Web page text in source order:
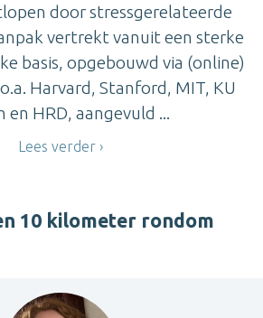
door stressgerelateerde
vertrekt vanuit een sterke
basis, opgebouwd via (online)
Harvard, Stanford, MIT, KU
en HRD, aangevuld ...
Lees verder
10 kilometer rondom